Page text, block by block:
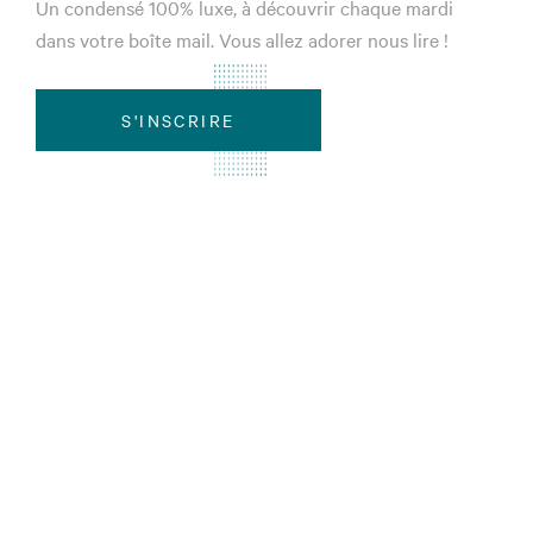
Un condensé 100% luxe, à découvrir chaque mardi
dans votre boîte mail. Vous allez adorer nous lire !
S'INSCRIRE